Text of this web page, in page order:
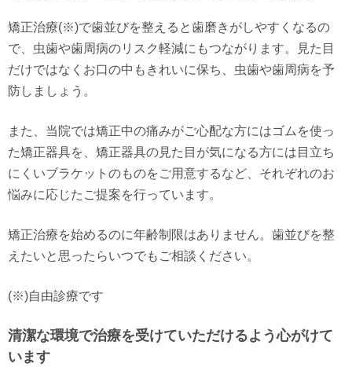
矯正治療(※)で歯並びを整えると歯磨きがしやすくなるの
で、虫歯や歯周病のリスク軽減にもつながります。見た目
だけではなくお口の中もきれいに保ち、虫歯や歯周病を予
防しましょう。
また、当院では矯正中の痛みがご心配な方にはゴムを使っ
た矯正器具を、矯正器具の見た目が気になる方には目立ち
にくいブラケットのものをご用意するなど、それぞれのお
悩みに応じたご提案を行っています。
矯正治療を始めるのに年齢制限はありません。歯並びを整
えたいと思ったらいつでもご相談ください。
(※)自由診療です
清潔な環境で治療を受けていただけるよう心がけて
います